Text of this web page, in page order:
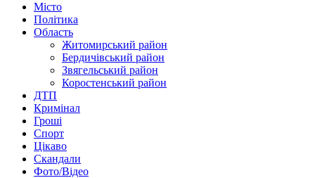
Місто
Політика
Область
Житомирський район
Бердичівський район
Звягельський район
Коростенський район
ДТП
Кримінал
Гроші
Спорт
Цікаво
Скандали
Фото/Відео